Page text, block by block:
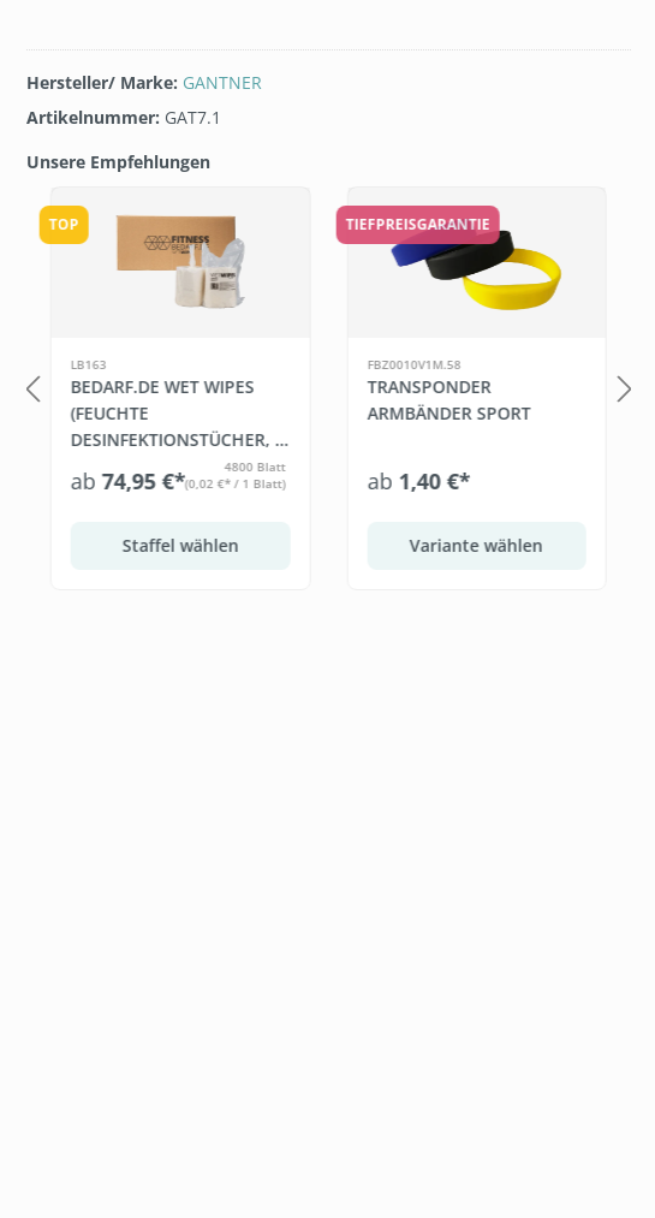
Hersteller/ Marke: GANTNER
Artikelnummer: GAT7.1
Unsere Empfehlungen
TOP
LB163
BEDARF.DE WET WIPES
(FEUCHTE
DESINFEKTIONSTÜCHER, 6
ab74,95 €*
4800 Blatt
(0,02 €* / 1 Blatt)
Staffel wählen
TIEFPREISGARANTIE
FBZ0010V1M.58
TRANSPONDER
ARMBÄNDER SPORT
ab 1,40 €*
Variante wählen